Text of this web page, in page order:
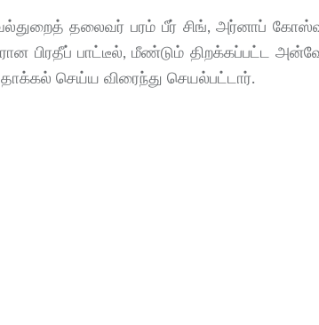
தலைவர் பரம் பீர் சிங், அர்னாப்
பிரதீப் பாட்டீல், மீண்டும் திறக்கப்பட்ட
தாக்கல் செய்ய விரைந்து செயல்பட்டார்.